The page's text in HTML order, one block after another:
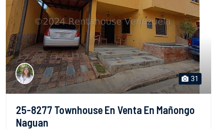
31
25-8277 Townhouse En Venta En Mañongo
Naguan